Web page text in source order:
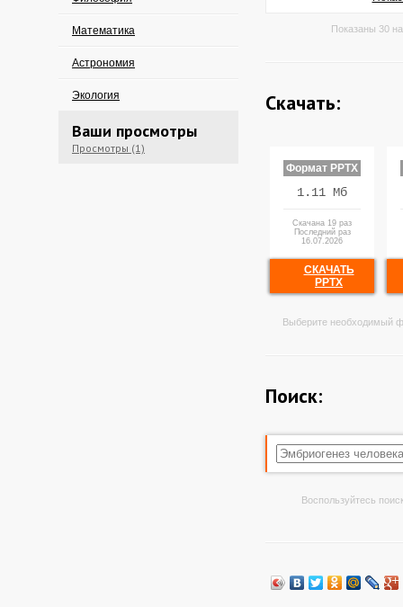
Математика
Астрономия
Экология
Ваши просмотры
Просмотры (1)
Показаны 30
Скачать:
Формат PPTX
1.11 Мб
Скачана 19 раз
Последний раз
16.07.2026
СКАЧАТЬ
PPTX
Выберите необходимый
Поиск:
Воспользуйтесь